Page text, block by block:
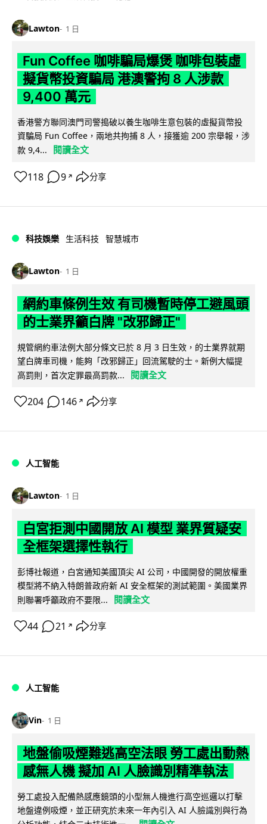
Lawton 1 日
Fun Coffee 咖啡騙局爆煲 咖啡包裝虛
擬貨幣投資騙局 港澳警拘 8 人涉款
9,400 萬元
香港警方聯同澳門司警搗破以養生咖啡生意包裝的虛擬貨幣投
資騙局 Fun Coffee，兩地共拘捕 8 人，接獲逾 200 宗舉報，涉
款 9,4...
閱讀全文
118 9 ↗ 分享
科技娛樂 生活科技 智慧城市
Lawton 1 日
網約車條例生效 有司機暫時停工避風頭
的士業界籲白牌 "改邪歸正"
規管網約車法例大部分條文已於 8 月 3 日生效，的士業界就期
望白牌車司機，能夠「改邪歸正」回流駕駛的士。新例大幅提
高罰則，首次定罪最高罰款...
閱讀全文
204 146 ↗ 分享
人工智能
Lawton 1 日
白宮拒測中國開放 AI 模型 業界質疑安
全框架選擇性執行
彭博社報道，白宮通知美國頂尖 AI 公司，中國開發的開放權重
模型將不納入特朗普政府新 AI 安全框架的測試範圍。美國業界
則聯署呼籲政府不要限...
閱讀全文
44 21 ↗ 分享
人工智能
Vin 1 日
地盤偷吸煙難逃高空法眼 勞工處出動熱
感無人機 擬加 AI 人臉識別精準執法
勞工處投入配備熱感應鏡頭的小型無人機進行高空巡邏以打擊
地盤違例吸煙，並正研究於未來一年內引入 AI 人臉識別與行為